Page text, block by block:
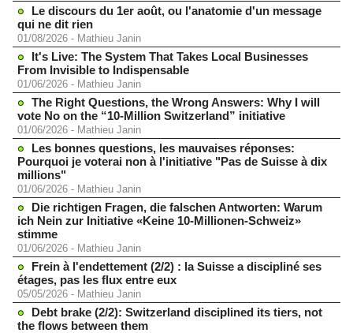
Le discours du 1er août, ou l'anatomie d'un message
qui ne dit rien
01/08/2026 - Mathieu Janin
It's Live: The System That Takes Local Businesses
From Invisible to Indispensable
01/06/2026 - Mathieu Janin
The Right Questions, the Wrong Answers: Why I will
vote No on the “10-Million Switzerland” initiative
01/06/2026 - Mathieu Janin
Les bonnes questions, les mauvaises réponses:
Pourquoi je voterai non à l'initiative "Pas de Suisse à dix
millions"
01/06/2026 - Mathieu Janin
Die richtigen Fragen, die falschen Antworten: Warum
ich Nein zur Initiative «Keine 10-Millionen-Schweiz»
stimme
01/06/2026 - Mathieu Janin
Frein à l'endettement (2/2) : la Suisse a discipliné ses
étages, pas les flux entre eux
05/05/2026 - Mathieu Janin
Debt brake (2/2): Switzerland disciplined its tiers, not
the flows between them